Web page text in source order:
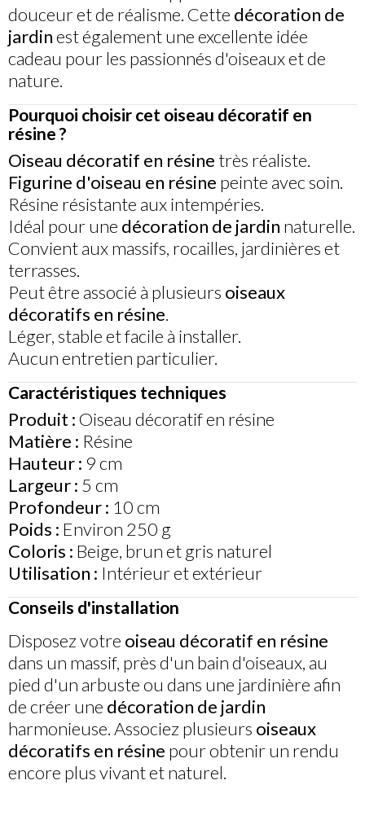
douceur et de réalisme. Cette décoration de
jardinest également une excellente idée
cadeau pour les passionnés d'oiseaux et de
nature.
Pourquoi choisir cet oiseau décoratif en
résine ?
Oiseau décoratif en résine très réaliste.
Figurine d'oiseau en résine peinte avec soin.
Résine résistante aux intempéries.
Idéal pour une décoration de jardin naturelle.
Convient aux massifs, rocailles, jardinières et
terrasses.
Peut être associé à plusieurs oiseaux
décoratifs en résine.
Léger, stable et facile à installer.
Aucun entretien particulier.
Caractéristiques techniques
Produit :Oiseau décoratif en résine
Matière : Résine
Hauteur : 9 cm
Largeur : 5 cm
Profondeur : 10 cm
Poids : Environ 250 g
Coloris : Beige, brun et gris naturel
Utilisation : Intérieur et extérieur
Conseils d'installation
Disposez votre oiseau décoratif en résine
dans un massif, près d'un bain d'oiseaux, au
pied d'un arbuste ou dans une jardinière afin
de créer une décoration de jardin
harmonieuse. Associez plusieurs oiseaux
décoratifs en résine pour obtenir un rendu
encore plus vivant et naturel.